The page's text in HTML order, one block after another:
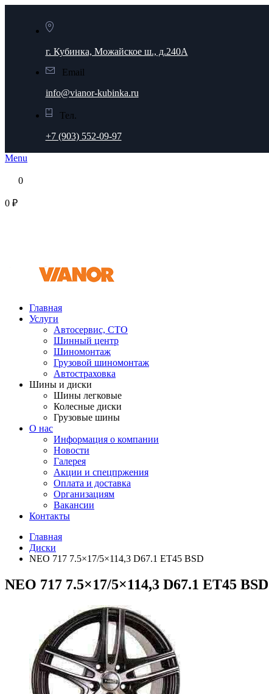
г. Кубинка, Можайское ш., д.240А
Email
info@vianor-kubinka.ru
Тел.
+7 (903) 552-09-97
Menu
0
0 ₽
Главная
Услуги
Автосервис, СТО
Шинный центр
Шиномонтаж
Грузовой шиномонтаж
Автостраховка
Шины и диски
Шины легковые
Колесные диски
Грузовые шины
О нас
Информация о компании
Новости
Галерея
Акции и спецпржения
Оплата и доставка
Организациям
Вакансии
Контакты
Главная
Диски
NEO 717 7.5×17/5×114,3 D67.1 ET45 BSD
NEO 717 7.5×17/5×114,3 D67.1 ET45 BSD